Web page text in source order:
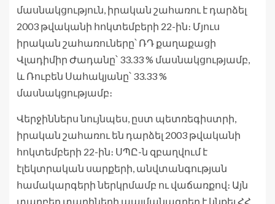
մասնակցություն, իրական շահառու է դարձել
2003 թվականի հոկտեմբերի 22-ին։ Մյուս
իրական շահառուները՝ ՌԴ քաղաքացի
Վլադիմիր Ժադանը՝ 33.33 % մասնակցությամբ,
և Ռուբեն Սահակյանը՝ 33.33 %
մասնակցությամբ։
Վերջիններս նույնպես, ըստ պետռեգիստրի,
իրական շահառու են դարձել 2003 թվականի
հոկտեմբերի 22-ին։ ՍՊԸ-ն զբաղվում է
էլեկտրական սարքերի, անվտանգության
համակարգերի ներկրմամբ ու վաճառքով։ Այն
տարբեր տարիների պայմանագրեր է կնքել ՀՀ